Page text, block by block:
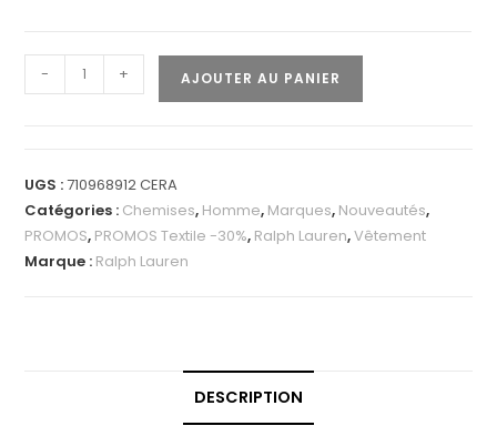
- + AJOUTER AU PANIER
UGS :710968912 CERA
Catégories : Chemises, Homme, Marques, Nouveautés,
PROMOS, PROMOS Textile -30%, Ralph Lauren,Vêtement
Marque : Ralph Lauren
DESCRIPTION